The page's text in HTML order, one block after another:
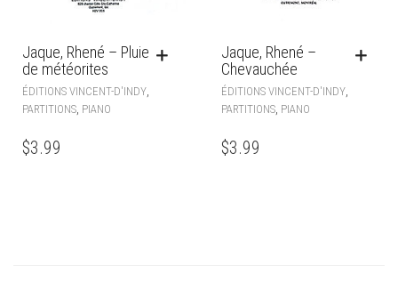
Jaque, Rhené – Pluie
de météorites
ÉDITIONS VINCENT-D'INDY
PARTITIONS PIANO
$3.99
Jaque, Rhené –
Chevauchée
ÉDITIONS VINCENT-D'INDY
PARTITIONS PIANO
$3.99